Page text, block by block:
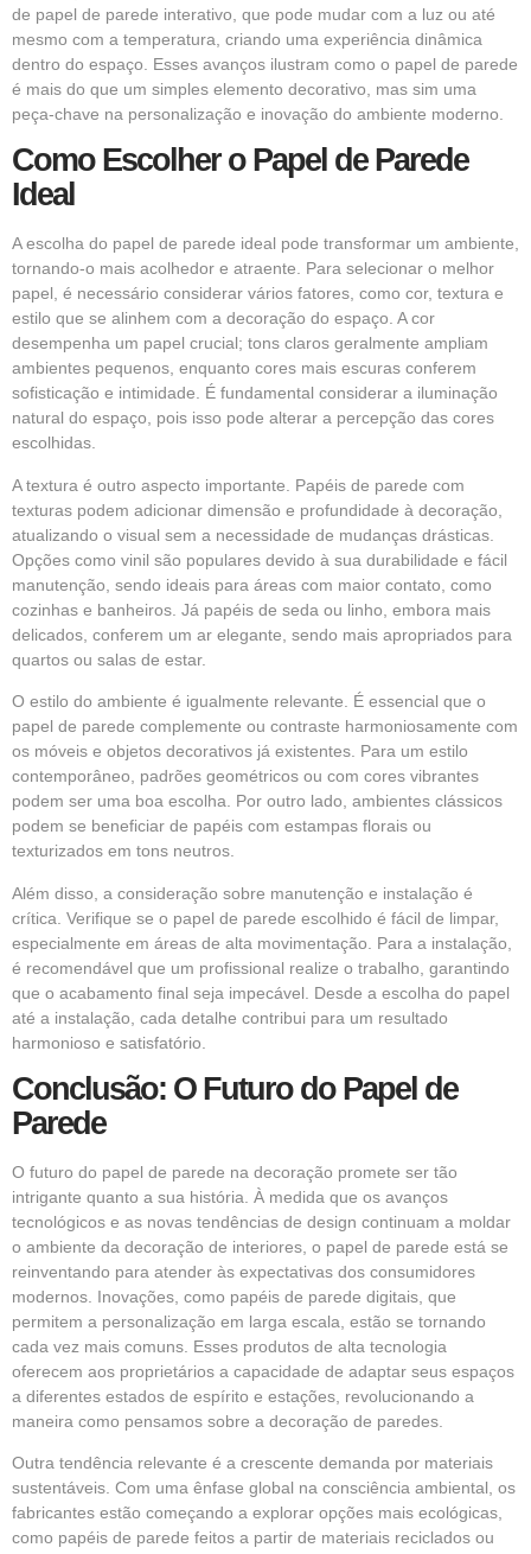
de papel de parede interativo, que pode mudar com a luz ou até
mesmo com a temperatura, criando uma experiência dinâmica
dentro do espaço. Esses avanços ilustram como o papel de parede
é mais do que um simples elemento decorativo, mas sim uma
peça-chave na personalização e inovação do ambiente moderno.
Como Escolher o Papel de Parede
Ideal
A escolha do papel de parede ideal pode transformar um ambiente,
tornando-o mais acolhedor e atraente. Para selecionar o melhor
papel, é necessário considerar vários fatores, como cor, textura e
estilo que se alinhem com a decoração do espaço. A cor
desempenha um papel crucial; tons claros geralmente ampliam
ambientes pequenos, enquanto cores mais escuras conferem
sofisticação e intimidade. É fundamental considerar a iluminação
natural do espaço, pois isso pode alterar a percepção das cores
escolhidas.
A textura é outro aspecto importante. Papéis de parede com
texturas podem adicionar dimensão e profundidade à decoração,
atualizando o visual sem a necessidade de mudanças drásticas.
Opções como vinil são populares devido à sua durabilidade e fácil
manutenção, sendo ideais para áreas com maior contato, como
cozinhas e banheiros. Já papéis de seda ou linho, embora mais
delicados, conferem um ar elegante, sendo mais apropriados para
quartos ou salas de estar.
O estilo do ambiente é igualmente relevante. É essencial que o
papel de parede complemente ou contraste harmoniosamente com
os móveis e objetos decorativos já existentes. Para um estilo
contemporâneo, padrões geométricos ou com cores vibrantes
podem ser uma boa escolha. Por outro lado, ambientes clássicos
podem se beneficiar de papéis com estampas florais ou
texturizados em tons neutros.
Além disso, a consideração sobre manutenção e instalação é
crítica. Verifique se o papel de parede escolhido é fácil de limpar,
especialmente em áreas de alta movimentação. Para a instalação,
é recomendável que um profissional realize o trabalho, garantindo
que o acabamento final seja impecável. Desde a escolha do papel
até a instalação, cada detalhe contribui para um resultado
harmonioso e satisfatório.
Conclusão: O Futuro do Papel de
Parede
O futuro do papel de parede na decoração promete ser tão
intrigante quanto a sua história. À medida que os avanços
tecnológicos e as novas tendências de design continuam a moldar
o ambiente da decoração de interiores, o papel de parede está se
reinventando para atender às expectativas dos consumidores
modernos. Inovações, como papéis de parede digitais, que
permitem a personalização em larga escala, estão se tornando
cada vez mais comuns. Esses produtos de alta tecnologia
oferecem aos proprietários a capacidade de adaptar seus espaços
a diferentes estados de espírito e estações, revolucionando a
maneira como pensamos sobre a decoração de paredes.
Outra tendência relevante é a crescente demanda por materiais
sustentáveis. Com uma ênfase global na consciência ambiental, os
fabricantes estão começando a explorar opções mais ecológicas,
como papéis de parede feitos a partir de materiais reciclados ou